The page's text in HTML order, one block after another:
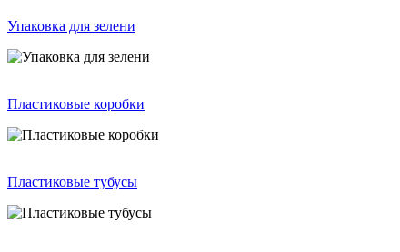
Упаковка для зелени
Пластиковые коробки
Пластиковые тубусы